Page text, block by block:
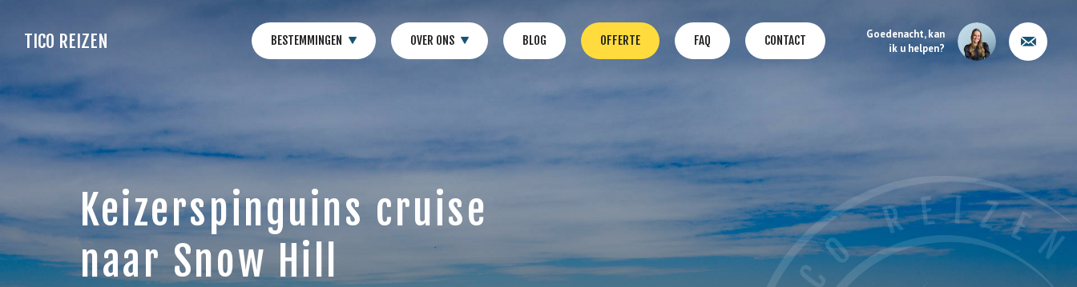
TICO REIZEN BESTEMMINGEN OVER ONS BLOG OFFERTE FAQ CONTACT
Goedenacht, kan
ik u helpen?
Keizerspinguins cruise
naar Snow Hill